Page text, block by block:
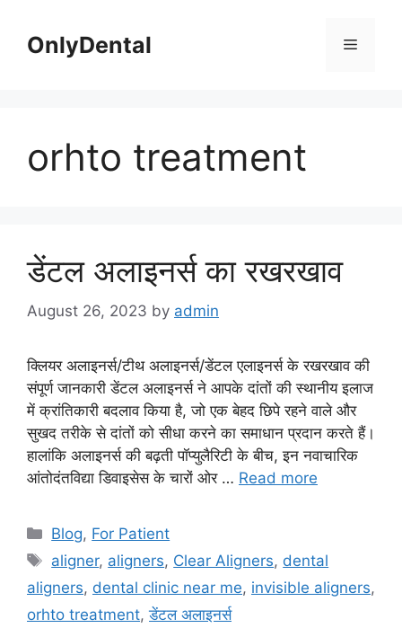
contentOnlyDental Menu
orhto treatment
डेंटल अलाइनर्स का रखरखाव
August 26, 2023 by admin
क्लियर अलाइनर्स/टीथ अलाइनर्स/डेंटल एलाइनर्स के रखरखाव की
संपूर्ण जानकारी डेंटल अलाइनर्स ने आपके दांतों की स्थानीय इलाज
में क्रांतिकारी बदलाव किया है, जो एक बेहद छिपे रहने वाले और
सुखद तरीके से दांतों को सीधा करने का समाधान प्रदान करते हैं।
हालांकि अलाइनर्स की बढ़ती पॉप्युलैरिटी के बीच, इन नवाचारिक
आंतोदंतविद्या डिवाइसेस के चारों ओर … Read more
Categories
Blog, For Patient
Tags
aligner, aligners, Clear Aligners, dental
aligners, dental clinic near me, invisible aligners,
orhto treatment,डेंटल अलाइनर्स